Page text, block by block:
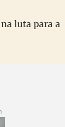
luta para a